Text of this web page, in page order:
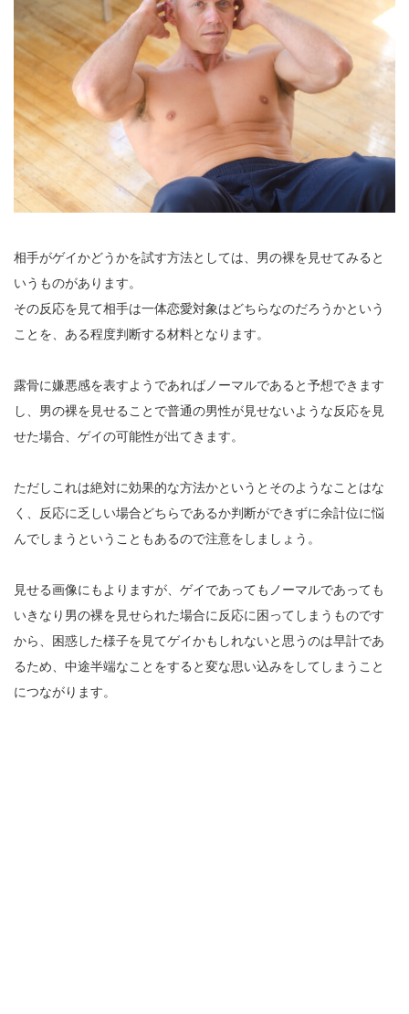
相手がゲイかどうかを試す方法としては、男の裸を見せてみると
いうものがあります。
その反応を見て相手は一体恋愛対象はどちらなのだろうかという
ことを、ある程度判断する材料となります。
露骨に嫌悪感を表すようであればノーマルであると予想できます
し、男の裸を見せることで普通の男性が見せないような反応を見
せた場合、ゲイの可能性が出てきます。
ただしこれは絶対に効果的な方法かというとそのようなことはな
く、反応に乏しい場合どちらであるか判断ができずに余計位に悩
んでしまうということもあるので注意をしましょう。
見せる画像にもよりますが、ゲイであってもノーマルであっても
いきなり男の裸を見せられた場合に反応に困ってしまうものです
から、困惑した様子を見てゲイかもしれないと思うのは早計であ
るため、中途半端なことをすると変な思い込みをしてしまうこと
につながります。